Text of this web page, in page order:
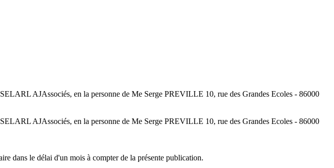
AJAssociés, en la personne de Me Serge PREVILLE 10, rue des Grandes Ecoles - 86000
AJAssociés, en la personne de Me Serge PREVILLE 10, rue des Grandes Ecoles - 86000
dans le délai d'un mois à compter de la présente publication.